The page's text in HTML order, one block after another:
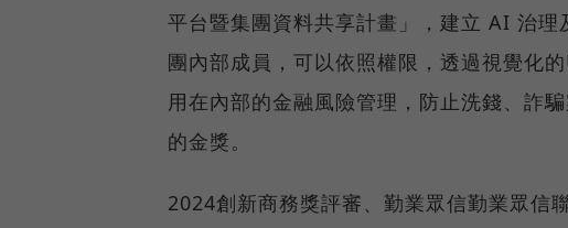
平台暨集團資料共享計畫」，建立 AI 治
團內部成員，可以依照權限，透過視覺化
用在內部的金融風險管理，防止洗錢、詐
的金獎。
2024創新商務獎評審、勤業眾信勤業眾信